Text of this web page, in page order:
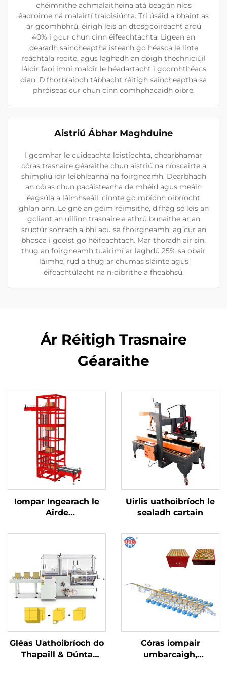
chéimnithe achmalaitheina atá beagán níos
éadroime ná malairtí traidisiúnta. Trí úsáid a bhaint as
ár gcomhbhrú, éirigh leis an dtosgcoireacht ardú
40% i gcur chun cinn éifeachtachta. Ligean an
dearadh saincheaptha isteach go héasca le línte
reáchtála reoite, agus laghadh an dóigh thechniciúil
láidir faoi imní maidir le héadartacht i gcomhthéacs
dian. D'fhorbraíodh tábhacht réitigh saincheaptha sa
phróiseas cur chun cinn comhphacaidh oibre.
Aistriú Ábhar Maghduine
I gcomhar le cuideachta loistíochta, dhearbhamar
córas trasnaire géaraithe chun aistriú na níoscairte a
shimpliú idir leibhleanna na foirgneamh. Dearbhadh
an córas chun pacáisteacha de mhéid agus meáin
éagsúla a láimhseáil, cinnte go mbíonn oibríocht
ghlan ann. Le gné an géim réimsithe, d’fhág sé leis an
gcliant an uillinn trasnaire a athrú bunaithe ar an
sructúr sonrach a bhí acu sa fhoirgneamh, ag cur an
bhosca i gceist go héifeachtach. Mar thoradh air sin,
thug an foirgneamh tuairimí ar laghdú 25% sa obair
láimhe, rud a thug ar chumas sláinte agus
éifeachtúlacht na n-oibrithe a fheabhsú.
Ár Réitigh Trasnaire
Géaraithe
Iompar Ingearach le
Airde
Uirlis uathoibríoch le
sealadh cartain
Gléas Uathoibríoch do
Thapaill & Dúnta
Córas iompair
umbarcaigh,